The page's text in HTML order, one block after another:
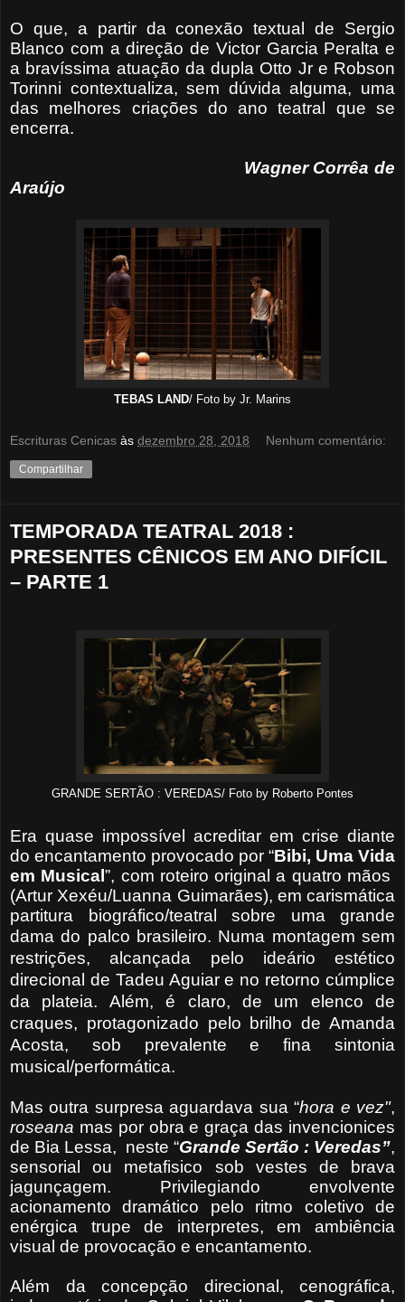
O que, a partir da conexão textual de Sergio
Blanco com a direção de Victor Garcia Peralta e
a bravíssima atuação da dupla Otto Jr e Robson
Torinni contextualiza, sem dúvida alguma, uma
das melhores criações do ano teatral que se
encerra.
Wagner Corrêa de
Araújo
TEBAS LAND/ Foto by Jr. Marins
Escrituras Cenicas às dezembro 28, 2018 Nenhum comentário:
Compartilhar
TEMPORADA TEATRAL 2018 :
PRESENTES CÊNICOS EM ANO DIFÍCIL
– PARTE 1
GRANDE SERTÃO : VEREDAS/ Foto by Roberto Pontes
Era quase impossível acreditar em crise diante
do encantamento provocado por “Bibi, Uma Vida
em Musical”, com roteiro original a quatro mãos
(Artur Xexéu/Luanna Guimarães), em carismática
partitura biográfico/teatral sobre uma grande
dama do palco brasileiro. Numa montagem sem
restrições, alcançada pelo ideário estético
direcional de Tadeu Aguiar e no retorno cúmplice
da plateia. Além, é claro, de um elenco de
craques, protagonizado pelo brilho de Amanda
Acosta, sob prevalente e fina sintonia
musical/performática.
Mas outra surpresa aguardava sua “hora e vez",
roseana mas por obra e graça das invencionices
de Bia Lessa, neste “Grande Sertão : Veredas”,
sensorial ou metafisico sob
vestes de brava
jagunçagem. Privilegiando envolvente
acionamento dramático pelo
ritmo coletivo de
enérgica trupe de interpretes, em ambiência
visual de provocação e encantamento.
Além da concepção direcional, cenográfica,